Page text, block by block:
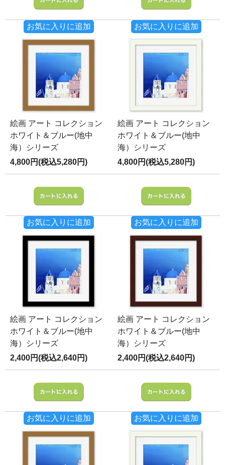
お気に入りに追加 お気に入りに追加
絵画 アート コレクション
ホワイト＆ブルー(地中
海）シリーズ
4,800円(税込5,280円)
お気に入りに追加
絵画 アート コレクション
ホワイト＆ブルー(地中
海）シリーズ
4,800円(税込5,280円)
お気に入りに追加
絵画 アート コレクション
ホワイト＆ブルー(地中
海）シリーズ
2,400円(税込2,640円)
お気に入りに追加
絵画 アート コレクション
ホワイト＆ブルー(地中
海）シリーズ
2,400円(税込2,640円)
お気に入りに追加